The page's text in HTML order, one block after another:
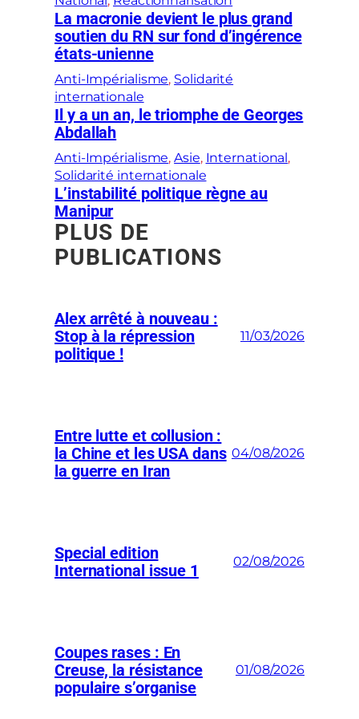
La macronie devient le plus grand
soutien du RN sur fond d’ingérence
états-unienne
Anti-Impérialisme, Solidarité
internationale
Il y a un an, le triomphe de Georges
Abdallah
Anti-Impérialisme, Asie, International
Solidarité internationale
L’instabilité politique règne au
Manipur
PLUS DE
PUBLICATIONS
Alex arrêté à nouveau :
Stop à la répression
politique !
11/03/2026
Entre lutte et collusion :
la Chine et les USA dans
la guerre en Iran
04/08/2026
Special edition
International issue 1
02/08/2026
Coupes rases : En
Creuse, la résistance
populaire s’organise
01/08/2026